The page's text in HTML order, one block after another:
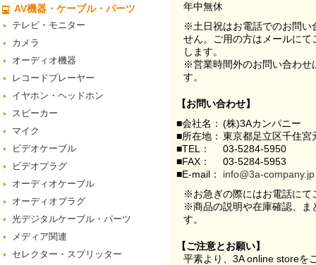
年中無休
※土日祝はお電話でのお問い
せん。ご用の方はメールに
します。
※営業時間外のお問い合わせ
す。
【お問い合わせ】
■会社名： (株)3Aカンパニー
■所在地： 東京都足立区千住
■TEL：
03-5284-5950
■FAX：
03-5284-5953
■E-mail：
info@3a-company.jp
※お急ぎの際にはお電話にて
※商品の説明や在庫確認、ま
す。
【ご注意とお願い】
平素より、3A online storeを
AV機器・ケーブル・パーツ
テレビ・モニター
カメラ
オーディオ機器
レコードプレーヤー
イヤホン・ヘッドホン
スピーカー
マイク
ビデオケーブル
ビデオプラグ
オーディオケーブル
オーディオプラグ
光デジタルケーブル・パーツ
メディア関連
セレクター・スプリッター